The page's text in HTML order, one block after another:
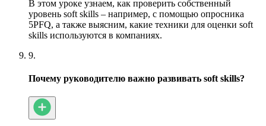
В этом уроке узнаем, как проверить собственный
уровень soft skills – например, с помощью опросника
5PFQ, а также выясним, какие техники для оценки soft
skills используются в компаниях.
9.
Почему руководителю важно развивать soft skills?